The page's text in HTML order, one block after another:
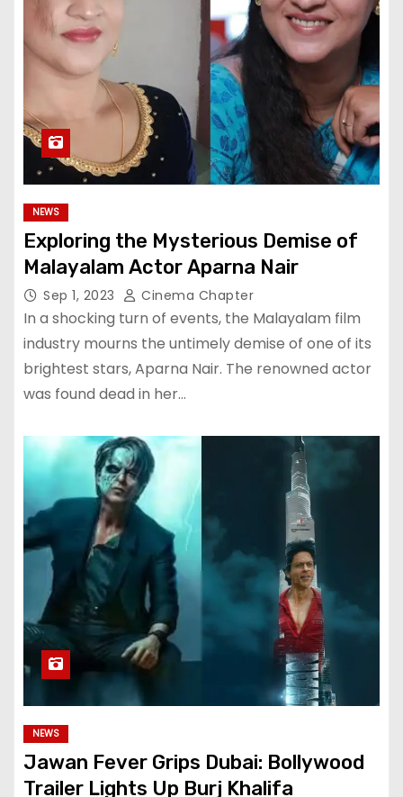
NEWS
Exploring the Mysterious Demise of
Malayalam Actor Aparna Nair
Sep 1, 2023 Cinema Chapter
In a shocking turn of events, the Malayalam film
industry mourns the untimely demise of one of its
brightest stars, Aparna Nair. The renowned actor
was found dead in her…
NEWS
Jawan Fever Grips Dubai: Bollywood
Trailer Lights Up Burj Khalifa